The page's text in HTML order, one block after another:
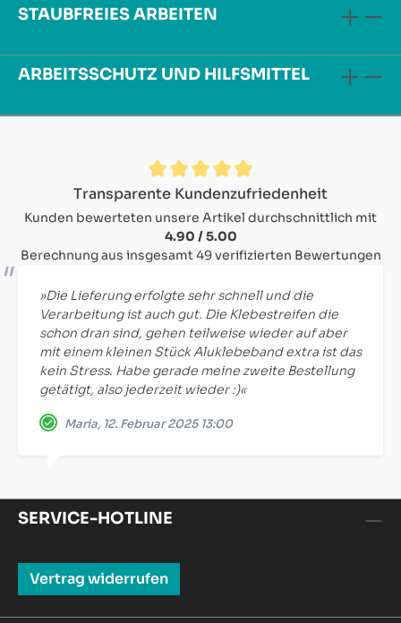
STAUBFREIES ARBEITEN
ARBEITSSCHUTZ UND HILFSMITTEL
Durchschnittliche Bewertung von 4.9 von 5 Sternen
Transparente Kundenzufriedenheit
Kunden bewerteten unsere Artikel durchschnittlich mit
4.90 / 5.00
Berechnung aus insgesamt 49 verifizierten Bewertungen
»Die Lieferung erfolgte sehr schnell und die
Verarbeitung ist auch gut. Die Klebestreifen die
schon dran sind, gehen teilweise wieder auf aber
mit einem kleinen Stück Aluklebeband extra ist das
kein Stress. Habe gerade meine zweite Bestellung
getätigt, also jederzeit wieder :)«
Maria, 12. Februar 2025 13:00
SERVICE-HOTLINE
Vertrag widerrufen